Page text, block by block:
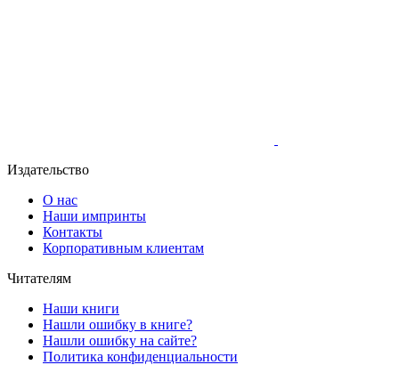
Издательство
О нас
Наши импринты
Контакты
Корпоративным клиентам
Читателям
Наши книги
Нашли ошибку в книге?
Нашли ошибку на сайте?
Политика конфиденциальности